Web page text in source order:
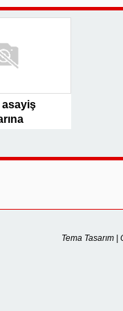
asayiş
Tema Tasarım |